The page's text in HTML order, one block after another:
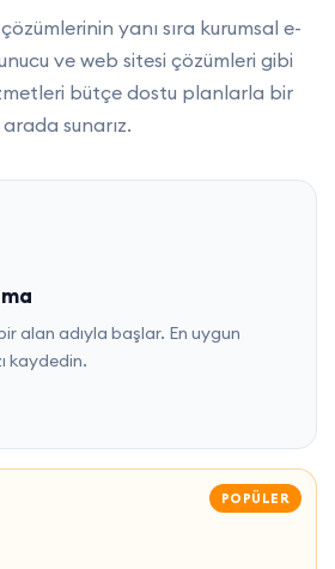
yanı sıra kurumsal e-
ve web sitesi çözümleri gibi
bütçe dostu planlarla bir
arada sunarız.
alan adıyla başlar. En uygun
kaydedin.
POPÜLER